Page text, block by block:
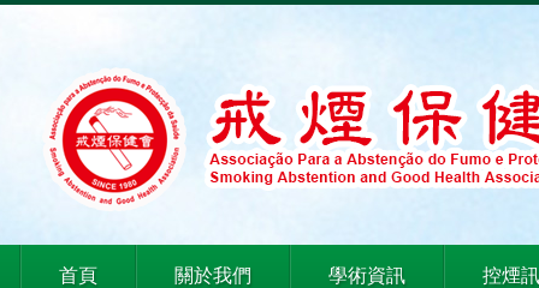
首頁 關於我們 學術資訊 控煙